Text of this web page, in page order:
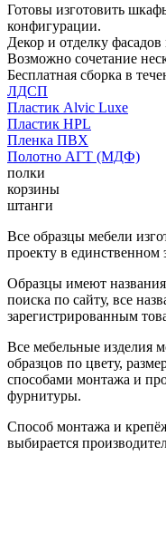
Готовы изготовить
конфигурации.
Декор и отделку
Возможно сочетание
Бесплатная сборка в
ЛДСП
Пластик Alvic Luxe
Пластик HPL
Пленка ПВХ
Полотно АГТ (МДФ)
полки
корзины
штанги
Все образцы мебели
проекту в единственном
Образцы имеют
поиска по сайту, все
зарегистрированным
Все мебельные изделия
образцов по цвету,
способами монтажа и
фурнитуры.
Способ монтажа и
выбирается